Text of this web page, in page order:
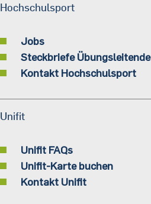
Hochschulsport
Jobs
Steckbriefe Übungsleitende
Kontakt Hochschulsport
Unifit
Unifit FAQs
Unifit-Karte buchen
Kontakt Unifit